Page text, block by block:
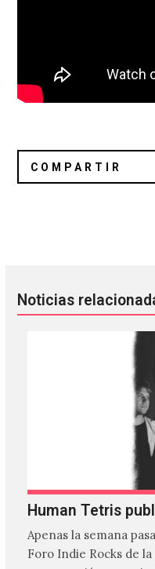
Noticias
Human Tetris
Apenas la semana
Foro Indie Rocks de